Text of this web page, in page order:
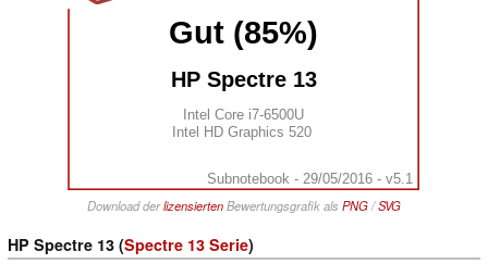
Gut (85%)
HP Spectre 13
Intel Core i7-6500U
Intel HD Graphics 520
Subnotebook - 29/05/2016 - v5.1
Download derlizensiertenBewertungsgrafik als PNG/SVG
HP Spectre 13 (Spectre 13 Serie)